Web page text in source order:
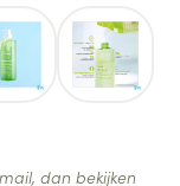
image
View larger image
View
dan bekijken